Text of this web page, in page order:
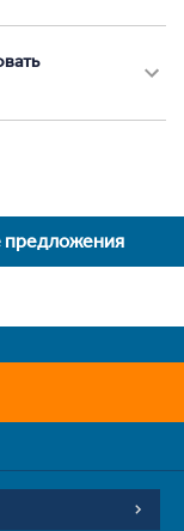
предложения